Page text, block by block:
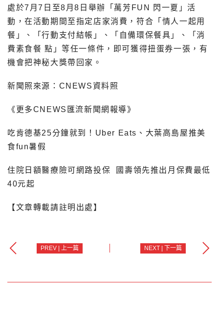
處於7月7日至8月8日舉辦「萬芳FUN 閃一夏」活
動，在活動期間至指定店家消費，符合「情人一起用
餐」、「行動支付結帳」、「自備環保餐具」、「消
費素食餐 點」等任一條件，即可獲得扭蛋券一張，有
機會把神秘大獎帶回家。
新聞照來源：CNEWS資料照
《更多CNEWS匯流新聞網報導》
吃肯德基25分鐘就到！Uber Eats、大葉高島屋推美
食fun暑假
住院日額醫療險可網路投保
國壽領先推出月保費最低
40元起
【文章轉載請註明出處】
PREV | 上一篇 NEXT | 下一篇